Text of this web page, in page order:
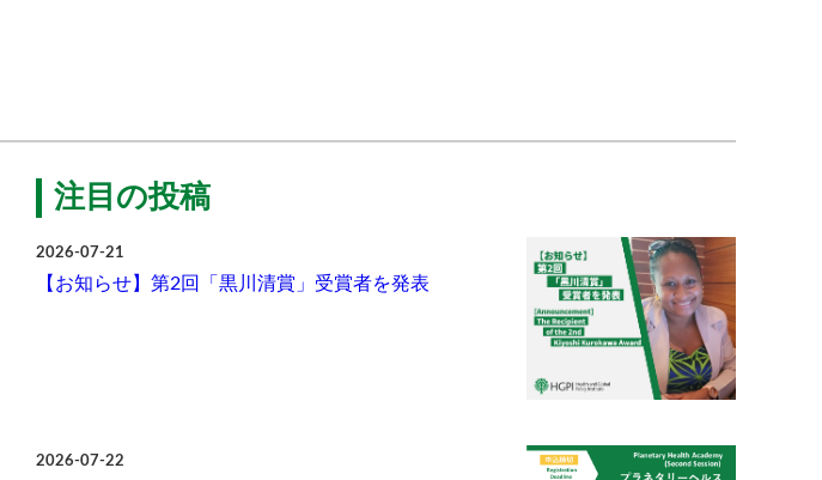
注目の投稿
2026-07-21
【お知らせ】第2回「黒川清賞」受賞者を発表
2026-07-22